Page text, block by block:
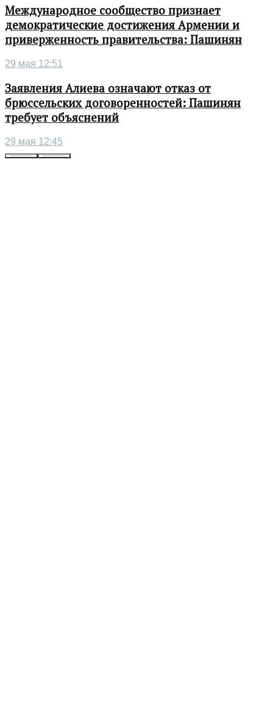
Международное сообщество признает
демократические достижения Армении и
приверженность правительства: Пашинян
29 мая 12:51
Заявления Алиева означают отказ от
брюссельских договоренностей: Пашинян
требует объяснений
29 мая 12:45